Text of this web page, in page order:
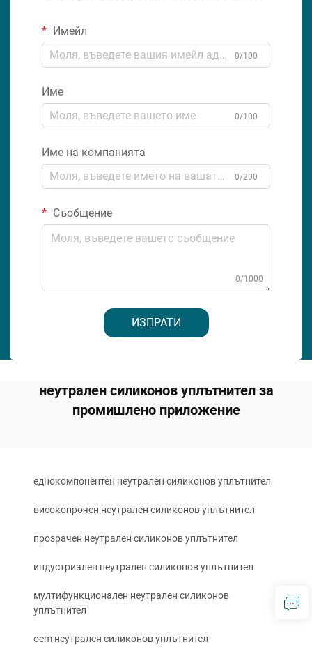
Имейл
0/100
Име
0/100
Име на компанията
0/200
Съобщение
0/1000
ИЗПРАТИ
неутрален силиконов уплътнител за
промишлено приложение
еднокомпонентен неутрален силиконов уплътнител
високопрочен неутрален силиконов уплътнител
прозрачен неутрален силиконов уплътнител
индустриален неутрален силиконов уплътнител
мултифункционален неутрален силиконов
уплътнител
oem неутрален силиконов уплътнител